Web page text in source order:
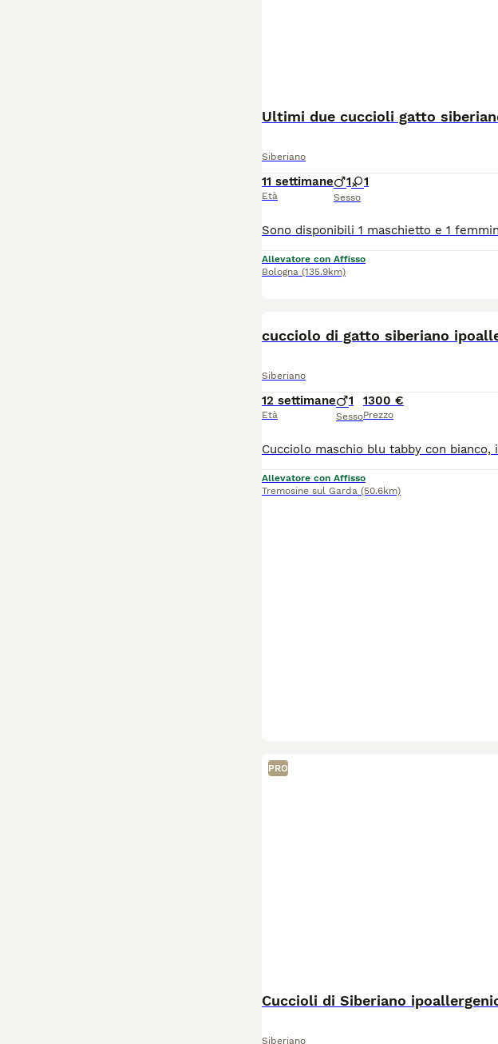
Ultimi due cuccioli gatto
Siberiano
11 settimane
Età
1 1
Sesso
Allevatore con Affisso
Bologna (135.9km)
cucciolo di gatto siberiano
Siberiano
12 settimane
Età
1
Sesso
1300 €
Prezzo
Allevatore con Affisso
Tremosine sul Garda (50.6km)
PRO
Cuccioli di Siberiano
Siberiano